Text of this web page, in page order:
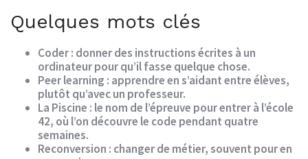
Quelques mots clés
Coder: donner des instructions écrites à un
ordinateur pour qu’il fasse quelque chose.
Peer learning : apprendre en s’aidant entre élèves,
plutôt qu’avec un professeur.
La Piscine : le nom de l’épreuve pour entrer à l’école
42, où l’on découvre le code pendant quatre
semaines.
Reconversion : changer de métier, souvent pour en